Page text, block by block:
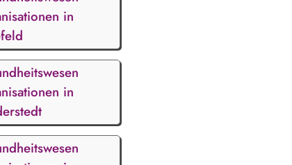
in
in